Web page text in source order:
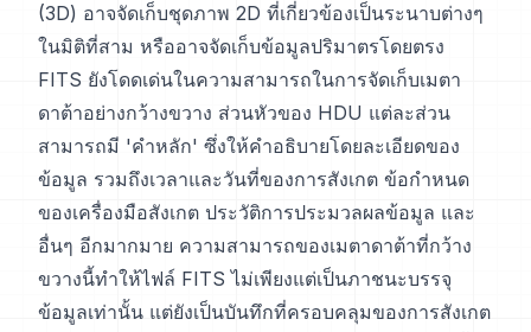
(3D) อาจจัดเก็บชุดภาพ 2D ที่เกี่ยวข้องเป็นระนาบต่างๆ
ในมิติที่สาม หรืออาจจัดเก็บข้อมูลปริมาตรโดยตรง
FITS ยังโดดเด่นในความสามารถในการจัดเก็บเมตา
ดาต้าอย่างกว้างขวาง ส่วนหัวของ HDU แต่ละส่วน
สามารถมี 'คำหลัก' ซึ่งให้คำอธิบายโดยละเอียดของ
ข้อมูล รวมถึงเวลาและวันที่ของการสังเกต ข้อกำหนด
ของเครื่องมือสังเกต ประวัติการประมวลผลข้อมูล และ
อื่นๆ อีกมากมาย ความสามารถของเมตาดาต้าที่กว้าง
ขวางนี้ทำให้ไฟล์ FITS ไม่เพียงแต่เป็นภาชนะบรรจุ
ข้อมูลเท่านั้น แต่ยังเป็นบันทึกที่ครอบคลุมของการสังเกต